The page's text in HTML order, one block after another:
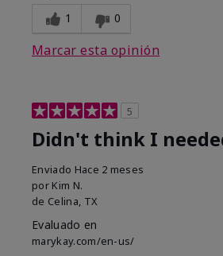
1 0
Marcar esta opinión
5
Didn't think I
Enviado Hace 2 meses
por Kim N.
de Celina, TX
Evaluado en
marykay.com/en-us/